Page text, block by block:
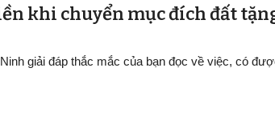
khi chuyển mục đích đất
giải đáp thắc mắc của bạn đọc về việc, có